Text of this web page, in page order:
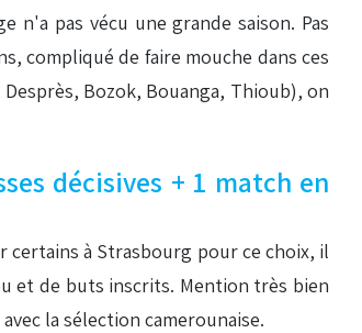
n'a pas vécu une grande saison. Pas
compliqué de faire mouche dans ces
Bozok, Bouanga, Thioub), on
décisives + 1 match en
certains à Strasbourg pour ce choix, il
et de buts inscrits. Mention très bien
la sélection camerounaise.